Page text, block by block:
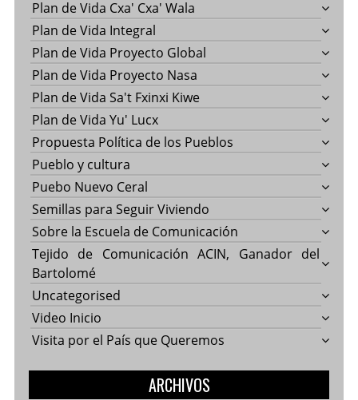
Plan de Vida Cxa' Cxa' Wala
Plan de Vida Integral
Plan de Vida Proyecto Global
Plan de Vida Proyecto Nasa
Plan de Vida Sa't Fxinxi Kiwe
Plan de Vida Yu' Lucx
Propuesta Política de los Pueblos
Pueblo y cultura
Puebo Nuevo Ceral
Semillas para Seguir Viviendo
Sobre la Escuela de Comunicación
Tejido de Comunicación ACIN, Ganador del
Bartolomé
Uncategorised
Video Inicio
Visita por el País que Queremos
ARCHIVOS